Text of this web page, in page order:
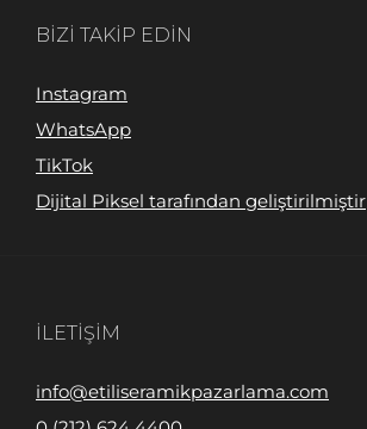
BIZI TAKIP EDIN
Instagram
WhatsApp
TikTok
Dijital Piksel tarafından geliştirilmiştir
İLETIŞIM
info@etiliseramikpazarlama.com